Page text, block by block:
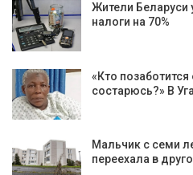
Жители Беларуси
налоги на 70%
«Кто
состарюсь?» В
Мальчик с семи
переехала в